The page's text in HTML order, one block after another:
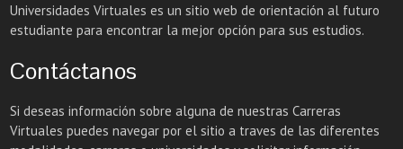
Universidades Virtuales es un sitio web de orientación al futuro
estudiante para encontrar la mejor opción para sus estudios.
Contáctanos
Si deseas información sobre alguna de nuestras Carreras
Virtuales puedes navegar por el sitio a traves de las diferentes